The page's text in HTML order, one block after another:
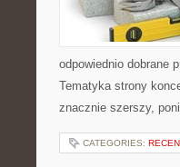
odpowiednio dobrane
Tematyka strony
znacznie szerszy,
CATEGORIES: